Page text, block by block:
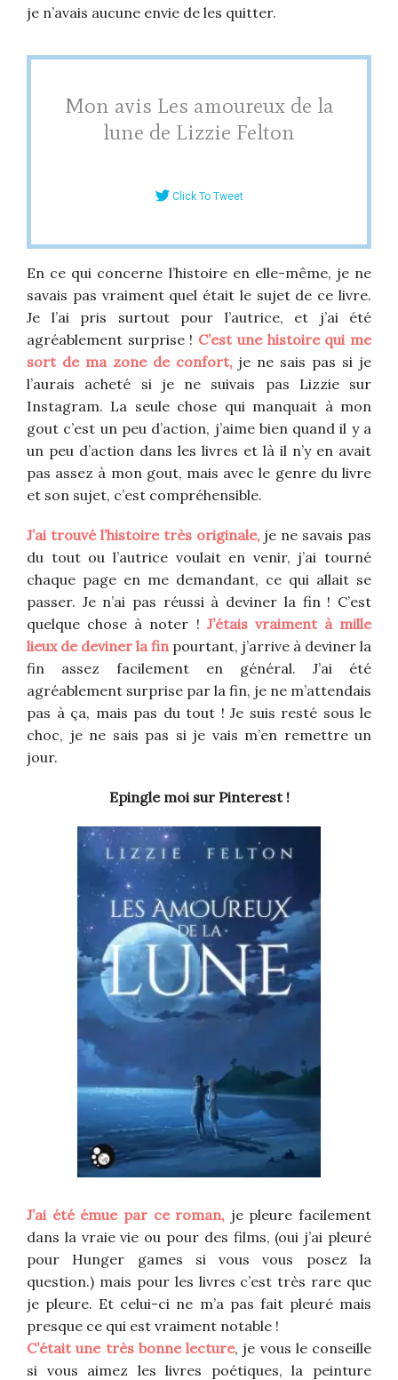
je n’avais aucune envie de les quitter.
Mon avis Les amoureux de la
lune de Lizzie Felton
Click To Tweet
En ce qui concerne l’histoire en elle-même, je ne
savais pas vraiment quel était le sujet de ce livre.
Je l’ai pris surtout pour l’autrice, et j’ai été
agréablement surprise ! C’est une histoire qui me
sort de ma zone de confort, je ne sais pas si je
l’aurais acheté si je ne suivais pas Lizzie sur
Instagram. La seule chose qui manquait à mon
gout c’est un peu d’action, j’aime bien quand il y a
un peu d’action dans les livres et là il n’y en avait
pas assez à mon gout, mais avec le genre du livre
et son sujet, c’est compréhensible.
J’ai trouvé l’histoire très originale, je ne savais pas
du tout ou l’autrice voulait en venir, j’ai tourné
chaque page en me demandant, ce qui allait se
passer. Je n’ai pas réussi à deviner la fin ! C’est
quelque chose à noter ! J’étais vraiment à mille
lieux de deviner la fin pourtant, j’arrive à deviner la
fin assez facilement en général. J’ai été
agréablement surprise par la fin, je ne m’attendais
pas à ça, mais pas du tout ! Je suis resté sous le
choc, je ne sais pas si je vais m’en remettre un
jour.
Epingle moi sur Pinterest !
J’ai été émue par ce roman, je pleure facilement
dans la vraie vie ou pour des films, (oui j’ai pleuré
pour Hunger games si vous vous posez la
question.) mais pour les livres c’est très rare que
je pleure. Et celui-ci ne m’a pas fait pleuré mais
presque ce qui est vraiment notable !
C’était une très bonne lecture, je vous le conseille
si vous aimez les livres poétiques, la peinture